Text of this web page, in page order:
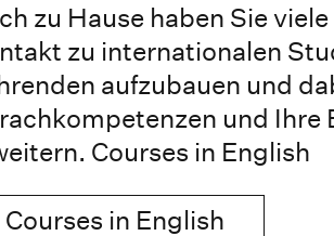
zu Hause haben Sie
zu internationalen
aufzubauen und
und Ihre
Courses in English
Courses in English